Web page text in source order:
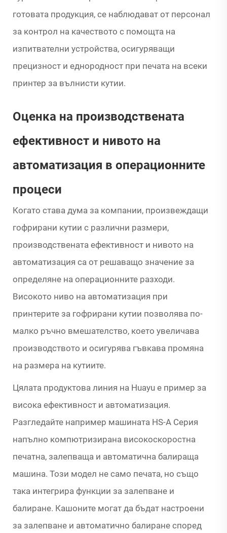
готовата продукция, се наблюдават от персонал
за контрол на качеството с помощта на
изпитвателни устройства, осигуряващи
прецизност и еднородност при печата на всеки
принтер за вълнисти кутии.
Оценка на производствената
ефективност и нивото на
автоматизация в операционните
процеси
Когато става дума за компании, произвеждащи
гофрирани кутии с различни размери,
производствената ефективност и нивото на
автоматизация са от решаващо значение за
определяне на операционните разходи.
Високото ниво на автоматизация при
принтерите за гофрирани кутии позволява по-
малко ръчно вмешателство, което увеличава
производството и осигурява гъвкава промяна
на размера на кутиите.
Цялата продуктовa линия на Huayu е пример за
висока ефективност и автоматизация.
Разгледайте например машината HS-A Серия
напълно компютризирана високоскоростна
печатна, залепваща и автоматична балираща
машина. Този модел не само печата, но също
така интегрира функции за залепване и
балиране. Кашоните могат да бъдат настроени
за залепване и автоматично балиране според